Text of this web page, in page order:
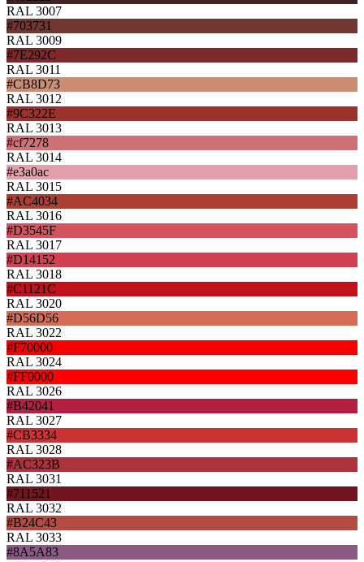
RAL 3007
#703731
RAL 3009
#7E292C
RAL 3011
#CB8D73
RAL 3012
#9C322E
RAL 3013
#cf7278
RAL 3014
#e3a0ac
RAL 3015
#AC4034
RAL 3016
#D3545F
RAL 3017
#D14152
RAL 3018
#C1121C
RAL 3020
#D56D56
RAL 3022
#F70000
RAL 3024
#FF0000
RAL 3026
#B42041
RAL 3027
#CB3334
RAL 3028
#AC323B
RAL 3031
#711521
RAL 3032
#B24C43
RAL 3033
#8A5A83